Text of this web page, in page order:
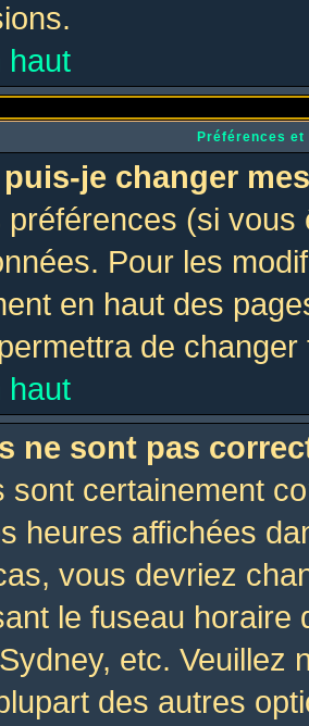
haut
Préférences
je changer
préférences (si
Pour les
en haut des
de
haut
ne sont pas
sont certainement
heures affichées
vous devriez
le fuseau
etc. Veuillez
des autres